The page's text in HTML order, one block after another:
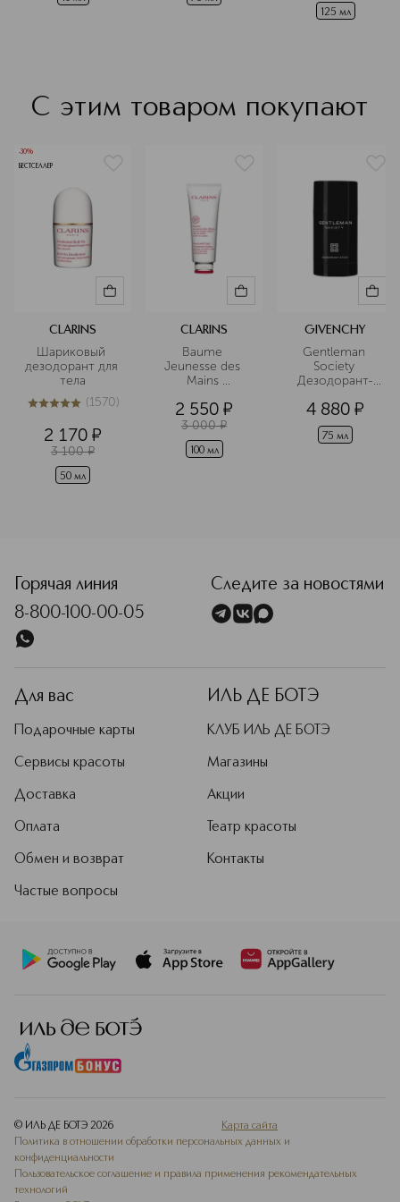
125 мл
С этим товаром покупают
-30%
БЕСТСЕЛЛЕР
CLARINS
Шариковый
дезодорант для
тела
5из 51570 (1570)
2 170 ¤
3 100 ¤
50 мл
CLARINS
Baume
Jeunesse des
Mains
бальзам для рук
2 550 ¤
3 000 ¤
100 мл
GIVENCHY
Gentleman
Society
Дезодорант-
4 880 ¤
75 мл
Горячая линия
8-800-100-00-05
Следите за новостями
Для вас
Подарочные карты
Сервисы красоты
Доставка
Оплата
Обмен и возврат
Частые вопросы
ИЛЬ ДЕ БОТЭ
КЛУБ ИЛЬ ДЕ БОТЭ
Магазины
Акции
Театр красоты
Контакты
© ИЛЬ ДЕ БОТЭ 2026
Карта сайта
Политика в отношении обработки персональных данных и
конфиденциальности
Пользовательское соглашение и правила применения рекомендательных
технологий